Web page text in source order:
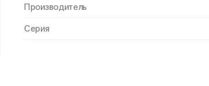
Производитель
Серия